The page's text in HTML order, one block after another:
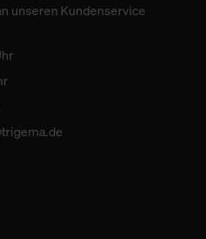
unseren Kundenservice